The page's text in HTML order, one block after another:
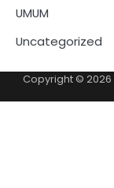
UMUM
Uncategorized
Copyright © 2026